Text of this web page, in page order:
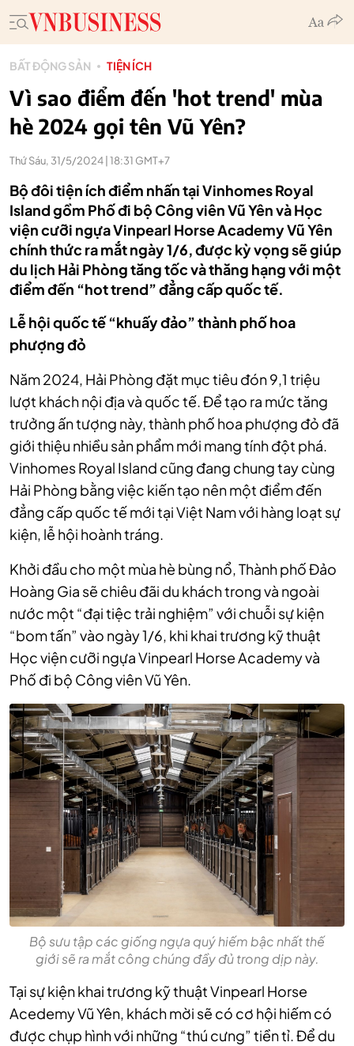
BẤT ĐỘNG SẢN TIỆN ÍCH
Vì sao điểm đến 'hot trend' mùa
hè 2024 gọi tên Vũ Yên?
Thứ Sáu, 31/5/2024 | 18:31 GMT+7
Bộ đôi tiện ích điểm nhấn tại Vinhomes Royal
Island gồm Phố đi bộ Công viên Vũ Yên và Học
viện cưỡi ngựa Vinpearl Horse Academy Vũ Yên
chính thức ra mắt ngày 1/6, được kỳ vọng sẽ giúp
du lịch Hải Phòng tăng tốc và thăng hạng với một
điểm đến “hot trend” đẳng cấp quốc tế.
Lễ hội quốc tế “khuấy đảo” thành phố hoa
phượng đỏ
Năm 2024, Hải Phòng đặt mục tiêu đón 9,1 triệu
lượt khách nội địa và quốc tế. Để tạo ra mức tăng
trưởng ấn tượng này, thành phố hoa phượng đỏ đã
giới thiệu nhiều sản phẩm mới mang tính đột phá.
Vinhomes Royal Island cũng đang chung tay cùng
Hải Phòng bằng việc kiến tạo nên một điểm đến
đẳng cấp quốc tế mới tại Việt Nam với hàng loạt sự
kiện, lễ hội hoành tráng.
Khởi đầu cho một mùa hè bùng nổ, Thành phố Đảo
Hoàng Gia sẽ chiêu đãi du khách trong và ngoài
nước một “đại tiệc trải nghiệm” với chuỗi sự kiện
“bom tấn” vào ngày 1/6, khi khai trương kỹ thuật
Học viện cưỡi ngựa Vinpearl Horse Academy và
Phố đi bộ Công viên Vũ Yên.
Bộ sưu tập các giống ngựa quý hiếm bậc nhất thế
giới sẽ ra mắt công chúng đầy đủ trong dịp này.
Tại sự kiện khai trương kỹ thuật Vinpearl Horse
Acedemy Vũ Yên, khách mời sẽ có cơ hội hiếm có
được chụp hình với những “thú cưng” tiền tỉ. Để du